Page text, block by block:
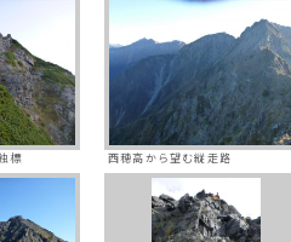
標 西穂高から望む縦走路